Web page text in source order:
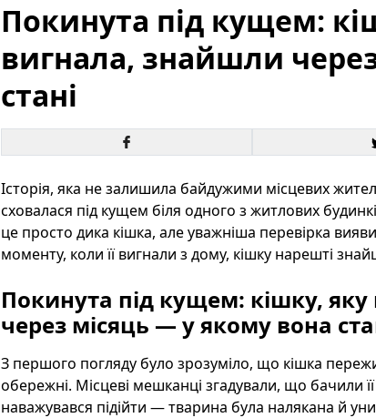
Покинута під кущем:
вигнала, знайшли
стані
Історія, яка не залишила байдужими місцевих
сховалася під кущем біля одного з житлових
це просто дика кішка, але уважніша перевірка
моменту, коли її вигнали з дому, кішку нарешті
Покинута під кущем: кішку,
через місяць — у якому вона
З першого погляду було зрозуміло, що кішка
обережні. Місцеві мешканці згадували, що бачили її
наважувався підійти — тварина була налякана й